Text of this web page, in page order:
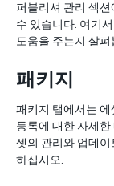
퍼블리셔 관리 섹
수 있습니다. 여기
도움을 주는지 살펴
패키지
패키지 탭에서는 에
등록에 대한 자세한
셋의 관리와 업데
하십시오.